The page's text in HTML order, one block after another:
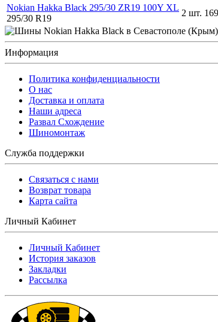
Nokian Hakka Black 295/30 ZR19 100Y XL
295/30 R19
2 шт.
Информация
Политика конфиденциальности
O нас
Доставка и оплата
Наши адреса
Развал Схождение
Шиномонтаж
Служба поддержки
Связаться с нами
Возврат товара
Карта сайта
Личный Кабинет
Личный Кабинет
История заказов
Закладки
Рассылка